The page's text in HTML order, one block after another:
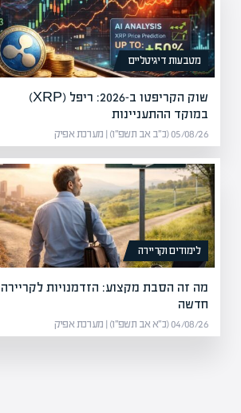
מטבעות דיגיטליים
שוק הקריפטו ב-2026: ריפל (XRP)
במוקד ההתעניינות
05/08/26 (כ״ב אב תשפ״ו) | מערכת אפיק
לימודים וקריירה
מה זה הסבת מקצוע: הזדמנויות לקריירה
חדשה
04/08/26 (כ״א אב תשפ״ו) | מערכת אפיק